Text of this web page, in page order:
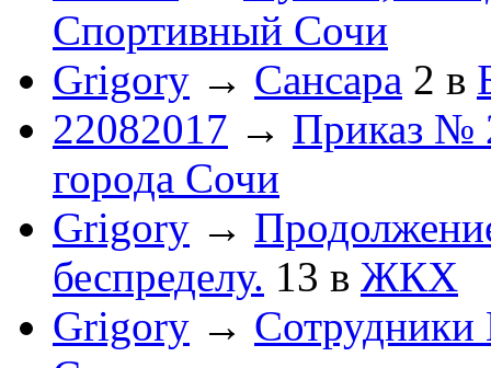
Спортивный Сочи
Grigory → Сансара 2 в
22082017 → Приказ №
города Сочи
Grigory →
беспределу. 13 в ЖКХ
Grigory →